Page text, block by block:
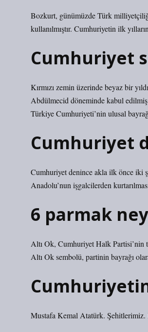
Bozkurt, günümüzde Türk
kullanılmıştır. Cumhuriyetin ilk
Cumhuriyet
Kırmızı zemin üzerinde beyaz bir
Abdülmecid döneminde kabul
Türkiye Cumhuriyeti’nin ulusal
Cumhuriyet
Cumhuriyet denince akla ilk önce iki
Anadolu’nun işgalcilerden
6 parmak
Altı Ok, Cumhuriyet Halk Partisi’nin
Altı Ok sembolü, partinin bayrağı
Mustafa Kemal Atatürk. Şehitlerimiz.